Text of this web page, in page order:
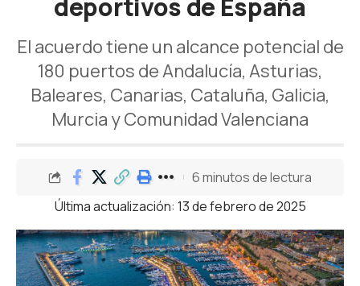
deportivos de España
El acuerdo tiene un alcance potencial de
180 puertos de Andalucía, Asturias,
Baleares, Canarias, Cataluña, Galicia,
Murcia y Comunidad Valenciana
Última actualización: 13 de febrero de 2025
6 minutos de lectura